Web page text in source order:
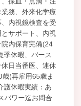
務、外来化学療
内視鏡検査を受
サポート、内視
内保育完備(24
休暇、バース
日当番医、連休
(再雇用65歳ま
休暇実績：あ
ワー迄お問合